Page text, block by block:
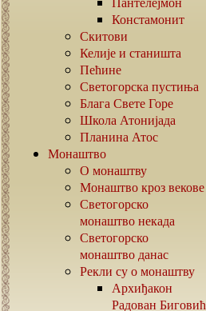
Констамонит
Скитови
Келије и станишта
Пећине
Светогорска пустиња
Блага Свете Горе
Школа Атонијада
Планина Атос
Монаштво
О монаштву
Монаштво кроз векове
Светогорско
монаштво некада
Светогорско
монаштво данас
Рекли су о монаштву
Архиђакон
Радован Биговић